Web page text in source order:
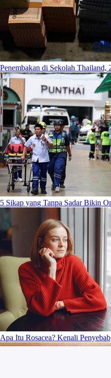
Penembakan di Sekolah
5 Sikap yang Tanpa Sadar Bikin
Apa Itu Rosacea? Kenali